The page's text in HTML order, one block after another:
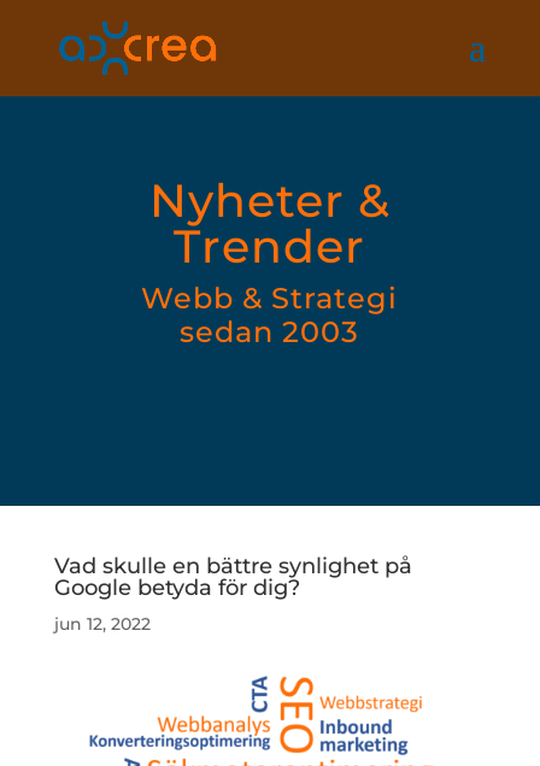
Nyheter &
Trender
Webb & Strategi
sedan 2003
Vad skulle en bättre synlighet på
Google betyda för dig?
jun 12, 2022